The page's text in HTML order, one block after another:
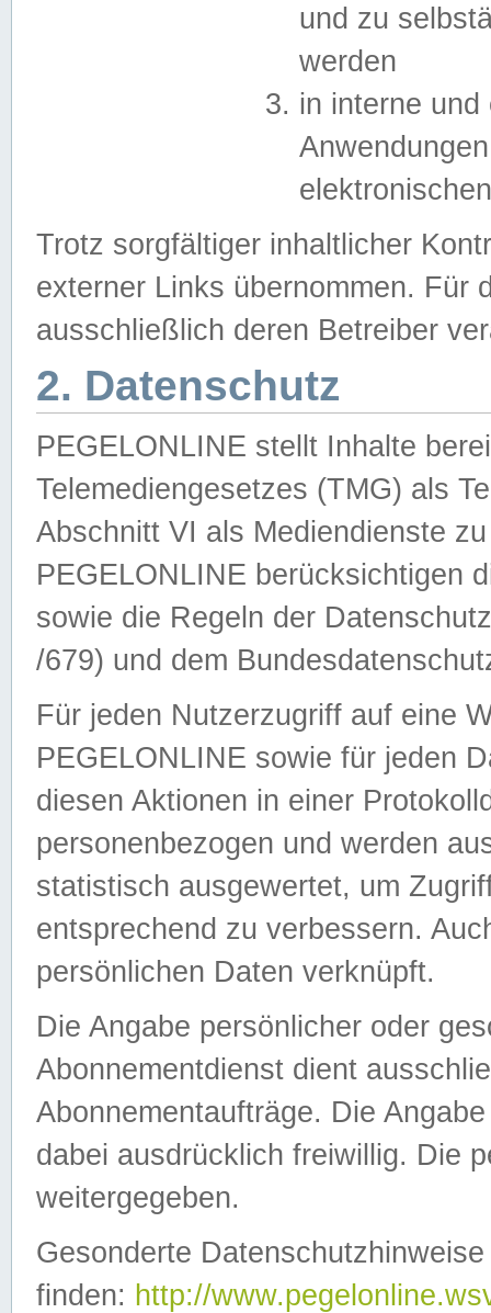
und zu
werden
in interne
Trotz sorgfältiger inhaltlicher
externer Links übernommen. Für
ausschließlich deren Betreiber
2. Datenschutz
PEGELONLINE stellt Inhalte
Telemediengesetzes (TMG) als
Abschnitt VI als Mediendienste
PEGELONLINE berücksichtigen
sowie die Regeln der
/679) und dem
Für jeden Nutzerzugriff auf eine
PEGELONLINE sowie für jeden
diesen Aktionen in einer
personenbezogen und werden
statistisch ausgewertet, um
entsprechend zu verbessern.
persönlichen Daten verknüpft.
Die Angabe persönlicher oder
Abonnementdienst dient
Abonnementaufträge. Die
dabei ausdrücklich freiwillig. Die
weitergegeben.
Gesonderte
finden: http://